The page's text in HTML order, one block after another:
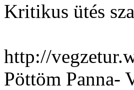
Kritikus ütés
http://
Pöttöm Panna-